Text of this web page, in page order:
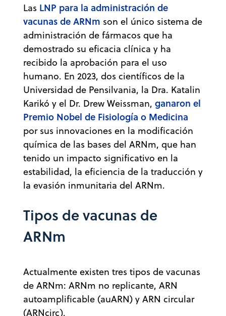
Las LNP para la administración de
vacunas de ARNm son el único sistema de
administración de fármacos que ha
demostrado su eficacia clínica y ha
recibido la aprobación para el uso
humano. En 2023, dos científicos de la
Universidad de Pensilvania, la Dra. Katalin
Karikó y el Dr. Drew Weissman, ganaron el
Premio Nobel de Fisiología o Medicina
por sus innovaciones en la modificación
química de las bases del ARNm, que han
tenido un impacto significativo en la
estabilidad, la eficiencia de la traducción y
la evasión inmunitaria del ARNm.
Tipos de vacunas de
ARNm
Actualmente existen tres tipos de vacunas
de ARNm: ARNm no replicante, ARN
autoamplificable (auARN) y ARN circular
(ARNcirc).